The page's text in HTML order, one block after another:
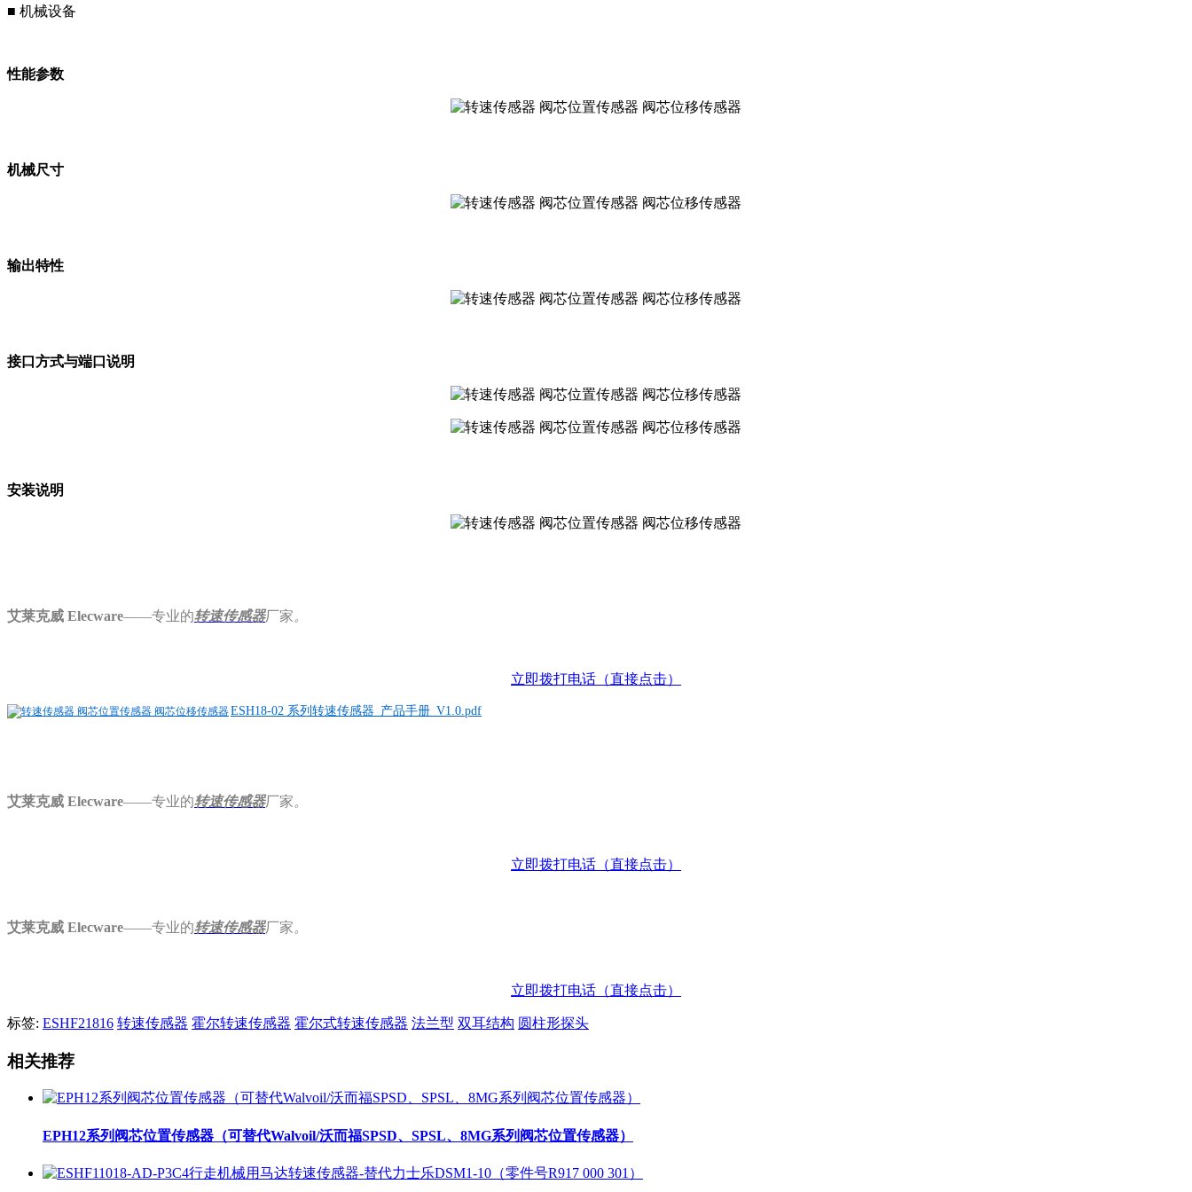
■ 机械设备
性能参数
机械尺寸
输出特性
接口方式与端口说明
安装说明
艾莱克威 Elecware——专业的转速传感器厂家。
立即拨打电话（直接点击）
ESH18-02 系列转速传感器_产品手册_V1.0.pdf
艾莱克威 Elecware——专业的转速传感器厂家。
立即拨打电话（直接点击）
艾莱克威 Elecware——专业的转速传感器厂家。
立即拨打电话（直接点击）
标签: ESHF21816 转速传感器 霍尔转速传感器 霍尔式转速传感器 法兰型 双耳结构 圆柱形探头
相关推荐
EPH12系列阀芯位置传感器（可替代Walvoil/沃而福SPSD、SPSL、8MG系列阀芯位置传感器）